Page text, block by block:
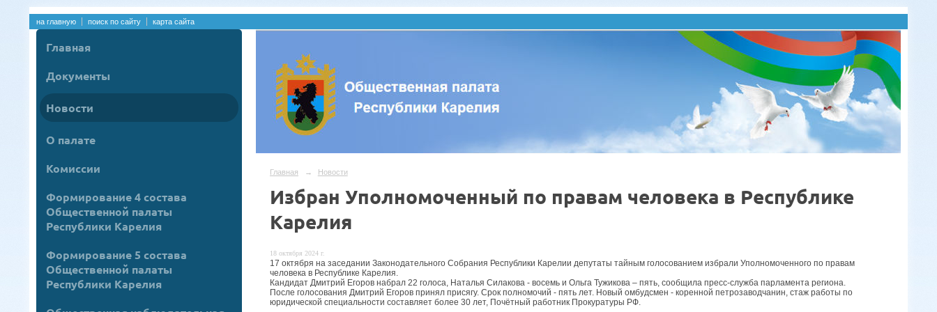
на главную поиск по сайту карта сайта
Главная
Документы
Новости
О палате
Комиссии
Формирование 4 состава
Общественной палаты
Республики Карелия
Формирование 5 состава
Общественной палаты
Республики Карелия
Главная → Новости
Избран Уполномоченный по правам человека в Республике
Карелия
18 октября 2024 г.
17 октября на заседании Законодательного Собрания Республики Карелии депутаты тайным голосованием избрали Уполномоченного по правам
человека в Республике Карелия.
Кандидат Дмитрий Егоров набрал 22 голоса, Наталья Силакова - восемь и Ольга Тужикова – пять, сообщила пресс-служба парламента региона.
После голосования Дмитрий Егоров принял присягу. Срок полномочий - пять лет. Новый омбудсмен - коренной петрозаводчанин, стаж работы по
юридической специальности составляет более 30 лет, Почётный работник Прокуратуры РФ.